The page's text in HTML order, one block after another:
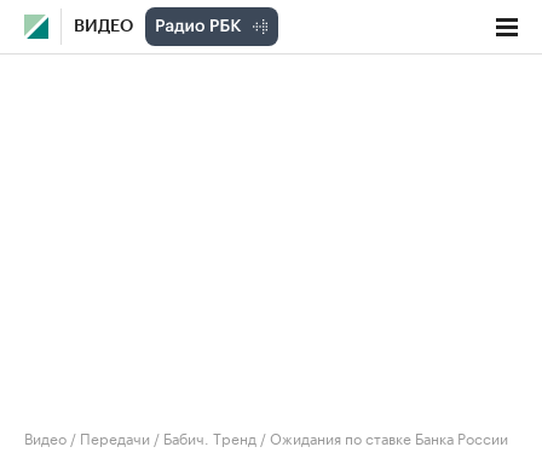
ВИДЕО
Видео / Передачи / Бабич. Тренд /Ожидания по ставке Банка России